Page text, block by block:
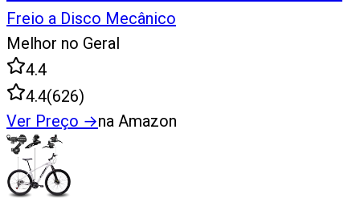
Freio a Disco Mecânico
Melhor no Geral
4.4
4.4(626)
Ver Preço →na Amazon